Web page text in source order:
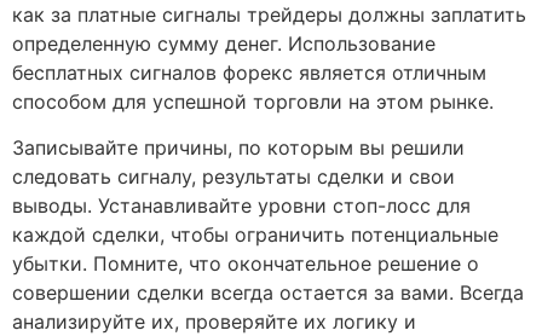
как за платные сигналы трейдеры должны заплатить
определенную сумму денег. Использование
бесплатных сигналов форекс является отличным
способом для успешной торговли на этом рынке.
Записывайте причины, по которым вы решили
следовать сигналу, результаты сделки и свои
выводы. Устанавливайте уровни стоп-лосс для
каждой сделки, чтобы ограничить потенциальные
убытки. Помните, что окончательное решение о
совершении сделки всегда остается за вами. Всегда
анализируйте их, проверяйте их логику и